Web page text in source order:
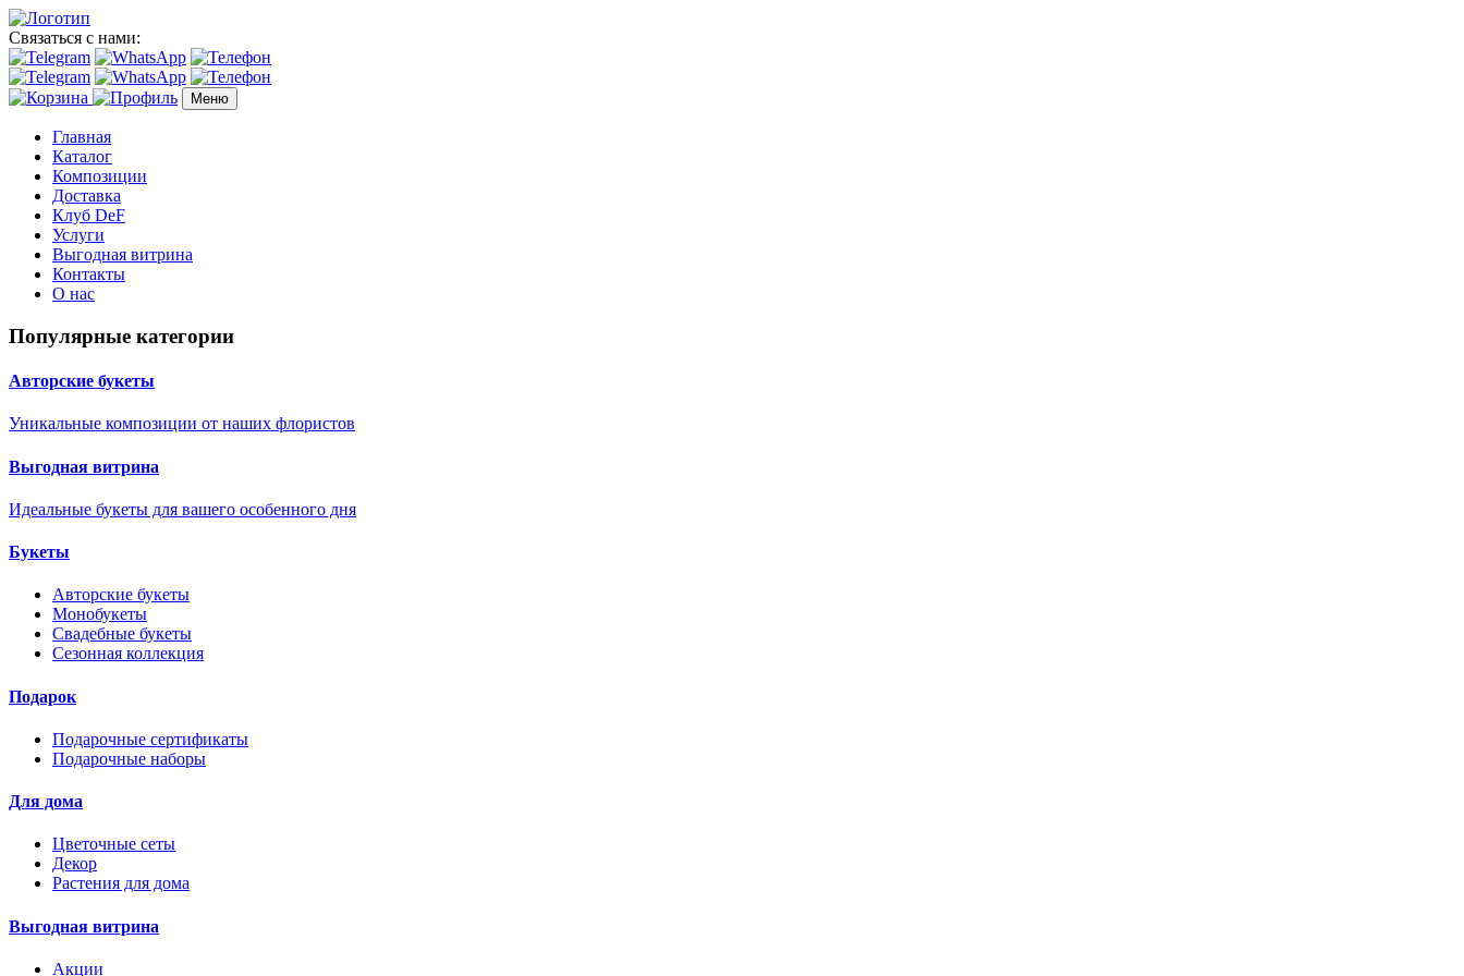
Связаться с нами:
Меню
Главная
Каталог
Композиции
Доставка
Клуб DeF
Услуги
Выгодная витрина
Контакты
О нас
Популярные категории
Авторские букеты
Уникальные композиции от наших флористов
Выгодная витрина
Идеальные букеты для вашего особенного дня
Букеты
Авторские букеты
Монобукеты
Свадебные букеты
Сезонная коллекция
Подарок
Подарочные сертификаты
Подарочные наборы
Для дома
Цветочные сеты
Декор
Растения для дома
Выгодная витрина
Акции